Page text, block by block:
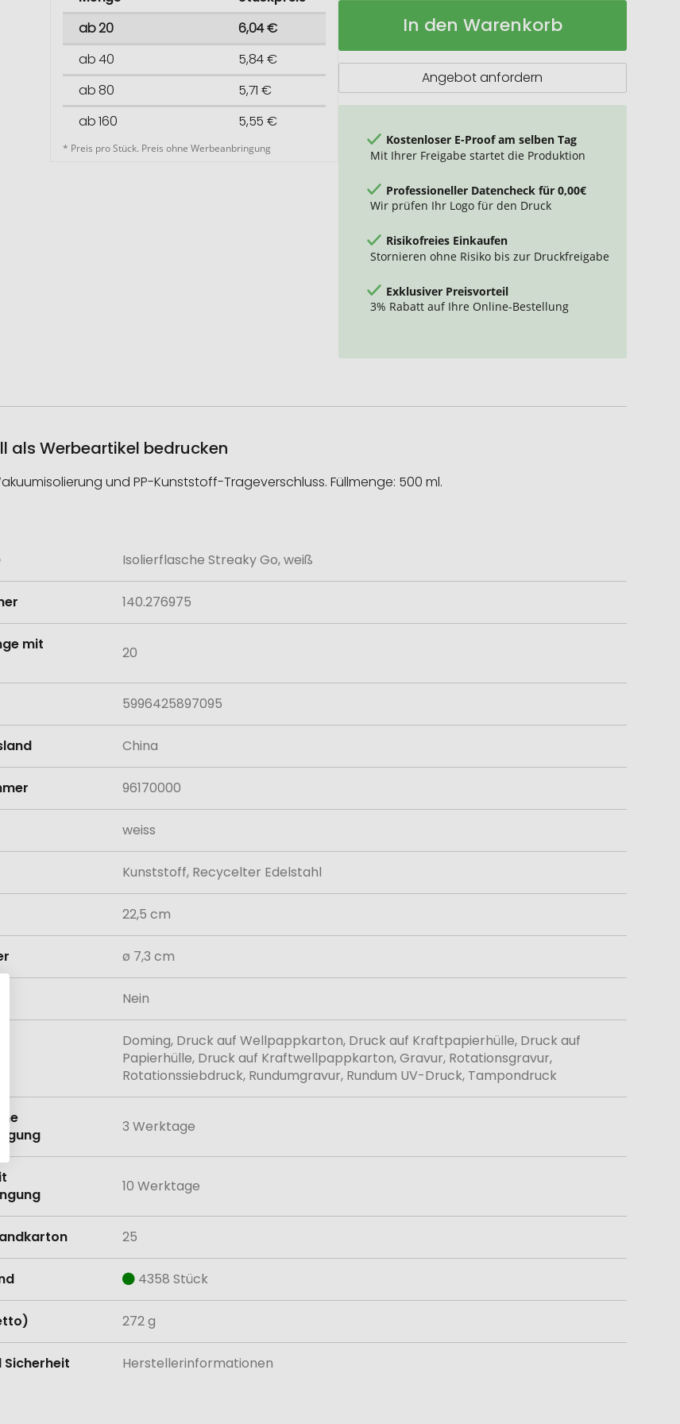
ab 20
6,04 €
ab 40
5,84 €
ab 80
5,71 €
ab 160
5,55 €
* Preis pro Stück. Preis ohne Werbeanbringung
Isolierflasche
Auf
In den Warenkorb
Angebot anfordern
Kostenloser E-Proof am selben Tag
Mit Ihrer Freigabe startet die Produktion
Professioneller Datencheck für 0,00€
Wir prüfen Ihr Logo für den Druck
Risikofreies Einkaufen
Stornieren ohne Risiko bis zur Druckfreigabe
Exklusiver Preisvorteil
3% Rabatt auf Ihre Online-Bestellung
als Werbeartikel bedrucken
und PP-Kunststoff-Trageverschluss. Füllmenge: 500 ml.
Isolierflasche Streaky Go, weiß
140.276975
mit
20
5996425897095
China
96170000
weiss
Kunststoff, Recycelter Edelstahl
22,5 cm
ø 7,3 cm
Nein
Doming, Druck auf Wellpappkarton, Druck auf Kraftpapierhülle, Druck auf
Papierhülle, Druck auf Kraftwellpappkarton, Gravur, Rotationsgravur,
Rotationssiebdruck, Rundumgravur, Rundum UV-Druck, Tampondruck
3 Werktage
10 Werktage
25
4358 Stück
272 g
Sicherheit Herstellerinformationen